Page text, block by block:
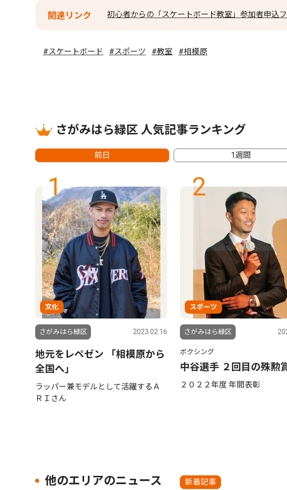
関連リンク 初心者からの「スケートボード教室」参加者申込
#スケートボード #スポーツ #教室 #相模原
さがみはら緑区 人気記事ランキング
前日 1週間
1
文化
さがみはら緑区 2023.02.16
地元をレペゼン 「相模原から
全国へ」
ラッパー兼モデルとして活躍するＡ
ＲＩさん
2
スポーツ
さがみはら緑区
ボクシング
中谷選手 ２回目の殊勲
２０２２年度 年間表彰
他のエリアのニュース 新着記事